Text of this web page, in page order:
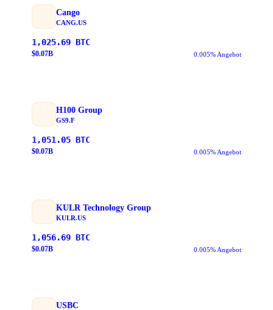
Cango
CANG.US
1,025.69 BTC
$0.07B 0.005% Angebot
H100 Group
GS9.F
1,051.05 BTC
$0.07B 0.005% Angebot
KULR Technology Group
KULR.US
1,056.69 BTC
$0.07B 0.005% Angebot
USBC